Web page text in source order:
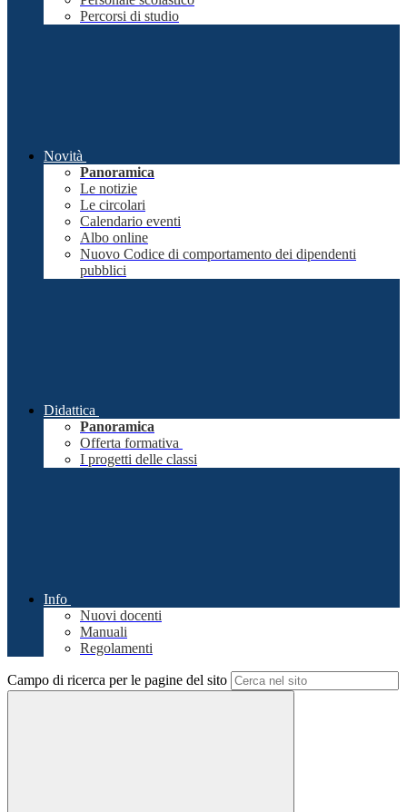
Percorsi di studio
Novità
Panoramica
Le notizie
Le circolari
Calendario eventi
Albo online
Nuovo Codice di comportamento dei dipendenti
pubblici
Didattica
Panoramica
Offerta formativa
I progetti delle classi
Info
Nuovi docenti
Manuali
Regolamenti
Campo di ricerca per le pagine del sito